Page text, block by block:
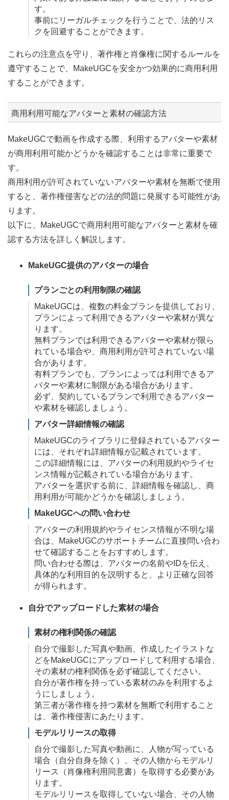
す。
事前にリーガルチェックを行うことで、法的リス
クを回避することができます。
これらの注意点を守り、著作権と肖像権に関するルールを
遵守することで、MakeUGCを安全かつ効果的に商用利用
することができます。
商用利用可能なアバターと素材の確認方法
MakeUGCで動画を作成する際、利用するアバターや素材
が商用利用可能かどうかを確認することは非常に重要で
す。
商用利用が許可されていないアバターや素材を無断で使用
すると、著作権侵害などの法的問題に発展する可能性があ
ります。
以下に、MakeUGCで商用利用可能なアバターと素材を確
認する方法を詳しく解説します。
MakeUGC提供のアバターの場合
プランごとの利用制限の確認
MakeUGCは、複数の料金プランを提供しており、
プランによって利用できるアバターや素材が異な
ります。
無料プランでは利用できるアバターや素材が限ら
れている場合や、商用利用が許可されていない場
合があります。
有料プランでも、プランによっては利用できるア
バターや素材に制限がある場合があります。
必ず、契約しているプランで利用できるアバター
や素材を確認しましょう。
アバター詳細情報の確認
MakeUGCのライブラリに登録されているアバター
には、それぞれ詳細情報が記載されています。
この詳細情報には、アバターの利用規約やライセ
ンス情報が記載されている場合があります。
アバターを選択する前に、詳細情報を確認し、商
用利用が可能かどうかを確認しましょう。
MakeUGCへの問い合わせ
アバターの利用規約やライセンス情報が不明な場
合は、MakeUGCのサポートチームに直接問い合わ
せて確認することをおすすめします。
問い合わせる際は、アバターの名前やIDを伝え、
具体的な利用目的を説明すると、より正確な回答
が得られます。
自分でアップロードした素材の場合
素材の権利関係の確認
自分で撮影した写真や動画、作成したイラストな
どをMakeUGCにアップロードして利用する場合、
その素材の権利関係を必ず確認してください。
自分が著作権を持っている素材のみを利用するよ
うにしましょう。
第三者が著作権を持つ素材を無断で利用すること
は、著作権侵害にあたります。
モデルリリースの取得
自分で撮影した写真や動画に、人物が写っている
場合（自分自身を除く）、その人物からモデルリ
リース（肖像権利用同意書）を取得する必要があ
ります。
モデルリリースを取得していない場合、その人物